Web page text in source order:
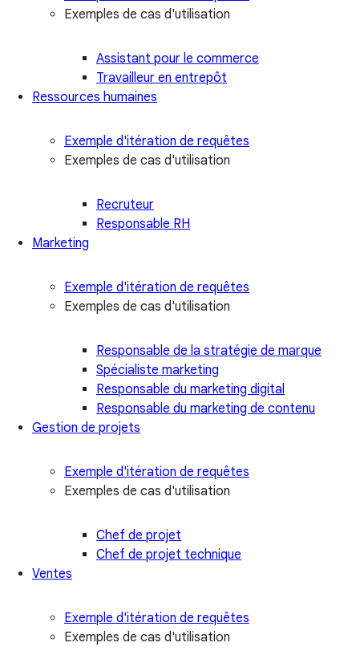
Exemples de cas d'utilisation
Assistant pour le commerce
Travailleur en entrepôt
Ressources humaines
Exemple d'itération de requêtes
Exemples de cas d'utilisation
Recruteur
Responsable RH
Marketing
Exemple d'itération de requêtes
Exemples de cas d'utilisation
Responsable de la stratégie de marque
Spécialiste marketing
Responsable du marketing digital
Responsable du marketing de contenu
Gestion de projets
Exemple d'itération de requêtes
Exemples de cas d'utilisation
Chef de projet
Chef de projet technique
Ventes
Exemple d'itération de requêtes
Exemples de cas d'utilisation